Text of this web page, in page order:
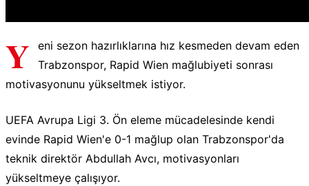
Y
eni sezon hazırlıklarına hız kesmeden devam eden
Trabzonspor, Rapid Wien mağlubiyeti sonrası
motivasyonunu yükseltmek istiyor.
UEFA Avrupa Ligi 3. Ön eleme mücadelesinde kendi
evinde Rapid Wien'e 0-1 mağlup olan Trabzonspor'da
teknik direktör Abdullah Avcı, motivasyonları
yükseltmeye çalışıyor.